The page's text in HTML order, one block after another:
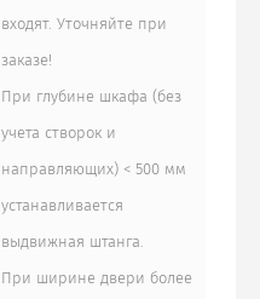
входят. Уточняйте при
заказе!
При глубине шкафа (без
учета створок и
направляющих) < 500 мм
устанавливается
выдвижная штанга.
При ширине двери более